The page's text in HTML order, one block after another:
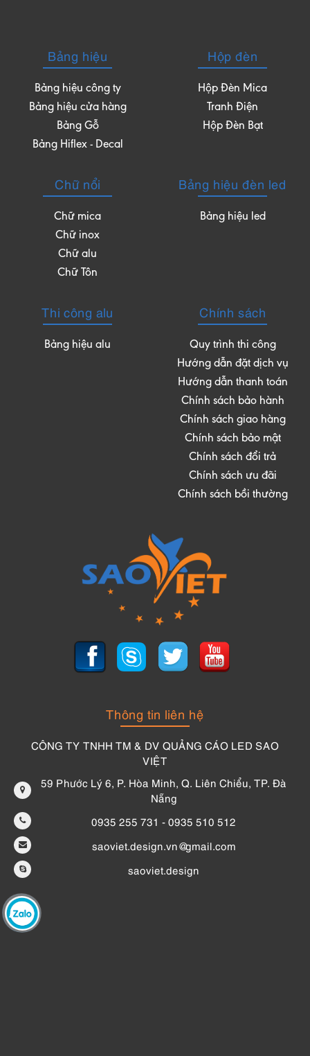
Bảng hiệu
Bảng hiệu công ty
Bảng hiệu cửa hàng
Bảng Gỗ
Bảng Hiflex - Decal
Hộp đèn
Hộp Đèn Mica
Tranh Điện
Hộp Đèn Bạt
Chữ nổi
Chữ mica
Chữ inox
Chữ alu
Chữ Tôn
Bảng hiệu đèn led
Bảng hiệu led
Thi công alu
Bảng hiệu alu
Chính sách
Quy trình thi công
Hướng dẫn đặt dịch vụ
Hướng dẫn thanh toán
Chính sách bảo hành
Chính sách giao hàng
Chính sách bảo mật
Chính sách đổi trả
Chính sách ưu đãi
Chính sách bồi thường
Thông tin liên hệ
CÔNG TY TNHH TM & DV QUẢNG CÁO LED SAO
VIỆT
59 Phước Lý 6, P. Hòa Minh, Q. Liên Chiểu, TP. Đà
Nẵng
0935 255 731 - 0935 510 512
saoviet.design.vn@gmail.com
saoviet.design